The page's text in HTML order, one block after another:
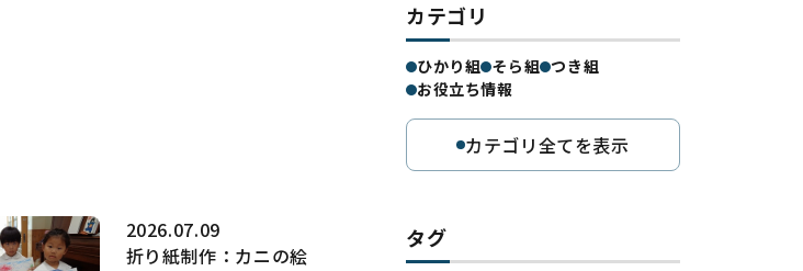
2026.07.09
折り紙制作：カニの絵
カテゴリ
ひかり組 そら組 つき組
お役立ち情報
カテゴリ全てを表示
タグ